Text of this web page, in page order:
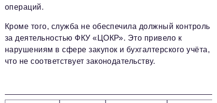
операций.
Кроме того, служба не обеспечила должный контроль
за деятельностью ФКУ «ЦОКР». Это привело к
нарушениям в сфере закупок и бухгалтерского учёта,
что не соответствует законодательству.